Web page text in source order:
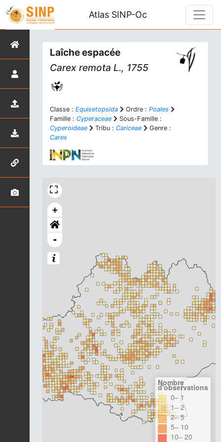
Atlas SINP-Oc
Laîche espacée
Carex remota L., 1755
Classe : Equisetopsida Ordre : Poales
Famille : Cyperaceae
Sous-Famille :
Cyperoideae
Tribu : Cariceae
Genre :
Carex
+
-
Nombre
d'observations
0– 1
1– 2
2– 5
5– 10
10– 20